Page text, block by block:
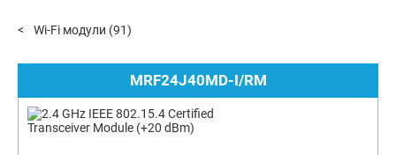
Wi-Fi модули (91)
MRF24J40MD-I/RM